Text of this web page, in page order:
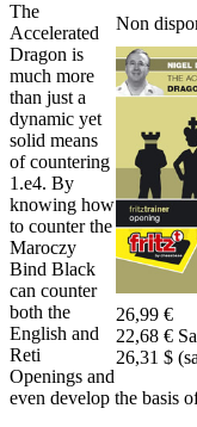
Non
26,99 €
22,68 €
26,31 $
The
Accelerated
Dragon is
much more
than just a
dynamic yet
solid means
of countering
1.e4. By
knowing how
to counter the
Maroczy
Bind Black
can counter
both the
English and
Reti
Openings and
even develop the basis